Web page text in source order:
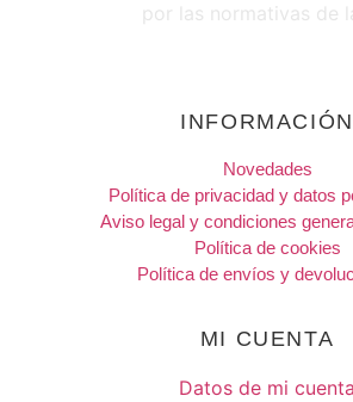
por las normativas de
INFORMACIÓN
Novedades
Política de privacidad y datos
Aviso legal y condiciones
Política de cookies
Política de envíos y
MI CUENTA
Datos de mi cuenta